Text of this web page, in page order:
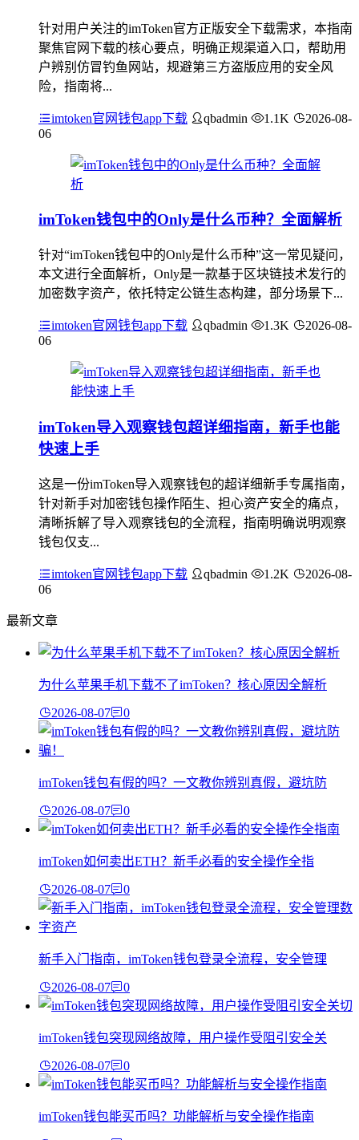
针对用户关注的imToken官方正版安全下载需求，本指南
聚焦官网下载的核心要点，明确正规渠道入口，帮助用
户辨别仿冒钓鱼网站，规避第三方盗版应用的安全风
险，指南将...
imtoken官网钱包app下载 qbadmin 1.1K
2026-08-
06
imToken钱包中的Only是什么币种？全面解析
针对“imToken钱包中的Only是什么币种”这一常见疑问，
本文进行全面解析，Only是一款基于区块链技术发行的
加密数字资产，依托特定公链生态构建，部分场景下...
imtoken官网钱包app下载 qbadmin 1.3K
2026-08-
06
imToken导入观察钱包超详细指南，新手也能
快速上手
这是一份imToken导入观察钱包的超详细新手专属指南，
针对新手对加密钱包操作陌生、担心资产安全的痛点，
清晰拆解了导入观察钱包的全流程，指南明确说明观察
钱包仅支...
imtoken官网钱包app下载 qbadmin 1.2K
2026-08-
06
最新文章
为什么苹果手机下载不了imToken？核心原因全解析
2026-08-07 0
imToken钱包有假的吗？一文教你辨别真假，避坑防
2026-08-07 0
imToken如何卖出ETH？新手必看的安全操作全指
2026-08-07 0
新手入门指南，imToken钱包登录全流程，安全管理
2026-08-07 0
imToken钱包突现网络故障，用户操作受阻引安全关
2026-08-07 0
imToken钱包能买币吗？功能解析与安全操作指南